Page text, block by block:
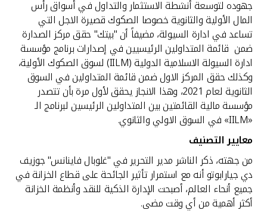
جهوده لتوسعة أنشطة الاستثمار والتداول في أسواق رأس
المال الأولية والثانوية خصوصا الصكوك قصيرة الاجل التي
تساعد في ادارة السيولة، مضيفاً أن "بيتك" حقق مركز الصدارة
ضمن قائمة المتداولين الرئيسيين في إصدارات برنامج مؤسسة
ادارة السيولة الاسلامية الدولية (IILM) لسوق الصكوك الأولية،
وكذلك حقق المركز الاول ضمن قائمة المتداولين في السوق
الثانوية لعام 2021، وهذا الانجاز يحقق لأول مرة بأن تتصدر
مؤسسة مالية القائمتين بين المتداولين الرئيسين لبرنامج الـ
«IILM» في السوق الاولي والثانوي.
معايير التصنيف
من جهته، ذكر الناشر مدير التحرير في "غلوبال فاينانس" جوزيف
دي جيارابوتو أنه مع استمرار تأثير الجائحة على قطاع الخزانة في
جميع أنحاء العالم، أصبحت الإدارة الذكية للنقد وأنظمة الخزانة
أكثر أهمية من أي وقت مضى.